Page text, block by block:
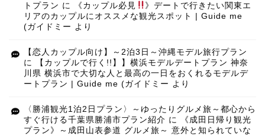
トプラン に 《カップル必見
》デートで行きたい関東エ
リアのカップルにオススメな観光スポット | Guide me
(ガイドミー より
【恋人カップル向け】～2泊3日～沖縄モデル旅行プラン
に
【カップルで行く!!】】横浜モデルデートプラン 神奈
川県 横浜市で大切な人と最高の一日をおくれるモデルデ
ートプラン | Guide me (ガイドミー より
〈勝浦観光1泊2日プラン〉～ゆったりグルメ旅～都心から
すぐ行ける千葉県勝浦市プラン紹介 に
《成田日帰り観光
プラン》～成田山表参道 グルメ旅～ 意外と知られていな